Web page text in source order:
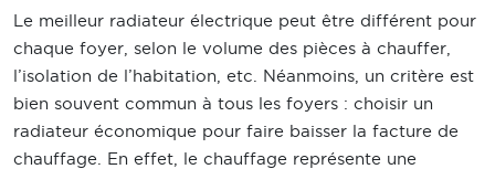
Le meilleur radiateur électrique peut être différent pour
chaque foyer, selon le volume des pièces à chauffer,
l’isolation de l’habitation, etc. Néanmoins, un critère est
bien souvent commun à tous les foyers : choisir un
radiateur économique pour faire baisser la facture de
chauffage. En effet, le chauffage représente une